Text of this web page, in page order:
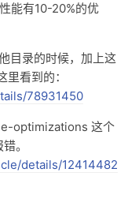
能有10-20%的优
目录的时候，加上这
看到的：
78931450
optimizations 这个
。
details/12414482